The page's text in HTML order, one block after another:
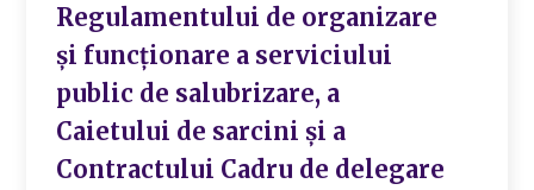
Regulamentului de organizare
și funcționare a serviciului
public de salubrizare, a
Caietului de sarcini și a
Contractului Cadru de delegare